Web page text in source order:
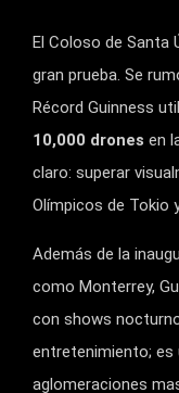
El Coloso de Santa
gran prueba. Se
Récord Guinness
10,000 drones en
claro: superar
Olímpicos de Tokio
Además de la
como Monterrey,
con shows
entretenimiento; es
aglomeraciones